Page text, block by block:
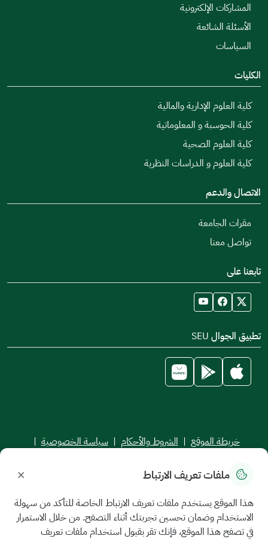
المشاركات الإلكترونية
الأسئلة الشائعة
السياسات
الكليات
كلية العلوم الإدارية والمالية
كلية الحوسبة و المعلوماتية
كلية العلوم الصحية
كلية العلوم و الدراسات النظرية
الاتصال والدعم
مقرات الجامعة
تواصل معنا
تابعنا على
تطبيق الجوال SEU
خريطة الموقع | الشروط والأحكام | سياسة الخصوصية |
جميع الحقوق محفوظة للجامعة السعودية الإلكترونية © 2026
ملفات تعريف الارتباط ×
هذا الموقع يستخدم ملفات تعريف الارتباط الخاصة للتأكد من سهولة
الاستخدام وضمان تحسين تجربتك أثناء التصفح. من خلال الاستمرار
في تصفح هذا الموقع، فإنك تقر بقبول استخدام ملفات تعريف